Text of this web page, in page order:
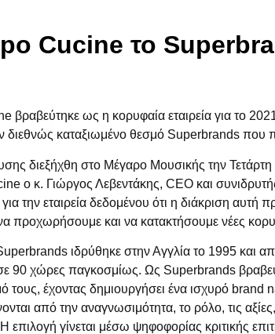
Cucine το
βραβεύτηκε ως η κορυφαία εταιρεία για το
διεθνώς καταξιωμένο θεσμό Superbrands που
διεξήχθη στο Μέγαρο Μουσικής την
ο κ. Γιώργος Λεβεντάκης, CEO και
την εταιρεία δεδομένου ότι η διάκριση
προχωρήσουμε και να κατακτήσουμε νέες
ιδρύθηκε στην Αγγλία το 1995 και
90 χώρες παγκοσμίως. Ως Superbrands
τους, έχοντας δημιουργήσει ένα ισχυρό
από την αναγνωσιμότητα, το ρόλο, τις
επιλογή γίνεται μέσω ψηφοφορίας κριτικής